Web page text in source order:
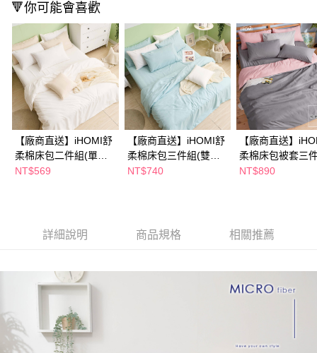
１．於結帳方式選擇「AFTEE先享後付」後，將跳轉至「AFTEE先享後付」
２．訂單成立數日內，您將收到繳費通知簡訊。
３．收到繳費通知簡訊後14天內，點擊此簡訊中的連結，可透過四大超商／
ATM／網路銀行／等多元方式進行付款，方視為交易完成。
※ 請注意：結帳手續完成當下不需立刻繳費，但若您需要取消訂單，請聯絡
購買商品的店家。未經商家同意取消之訂單仍視為有效，需透過AFTEE先享
後付繳納相關費用。
※ 交易是否成功請以「AFTEE先享後付 」之結帳頁面顯示為準，若有關於
是否繳費成功／繳費後需取消欲退款等相關疑問，請聯繫「AFTEE先享後付
客戶支援中心」https://netprotections.freshdesk.com/support/home
【注意事項】
１．透過由恩沛科技股份有限公司提供之「AFTEE先享後付」服務完成之交
３．未成年的使用者請事先徵得法定代理人或監護人之同意方可使用
４．使用「AFTEE先享後付」時，將依據個別帳號之用戶狀況，依本公司即
時審查核予不同之上限額度；若仍有額度不足之情形，本公司將視審查結果
５．嚴禁一人註冊多個帳號或使用他人資訊註冊。若發現惡意使用之情形，
恩沛科技股份有限公司將有權停止該用戶之使用額度並採取法律行動。
每筆NT$300
🔻你可能會喜歡
【廠商直送】iHOMI舒
柔棉床包二件組(單人)-
多款任選
NT$569
【廠商直送】iHOMI舒
柔棉床包三件組(雙人
加大)-多款任選
NT$740
【廠商直送】
柔棉床包被套三
(單人)-多款任選
NT$890
詳細說明 商品規格 相關推薦